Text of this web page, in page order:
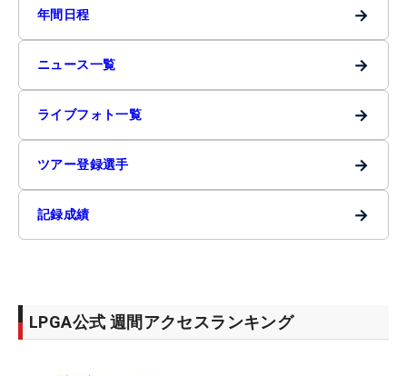
年間日程 →
ニュース一覧 →
ライブフォト一覧 →
ツアー登録選手 →
記録成績 →
LPGA公式 週間アクセスランキング